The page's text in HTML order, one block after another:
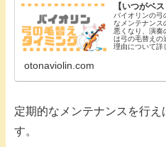
【いつがベ
バイオリンの弓
なメンテナンス
悪くなり、演奏
は弓の毛替えの
理由について詳
otonaviolin.com
定期的なメンテナンスを行え
す。